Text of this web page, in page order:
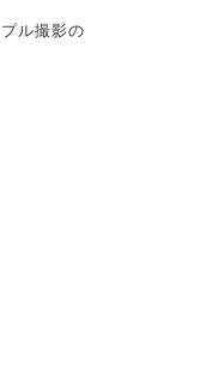
ル撮影の